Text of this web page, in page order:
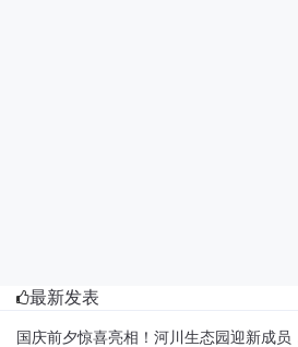
最新发表
国庆前夕惊喜亮相！河川生态园迎新成